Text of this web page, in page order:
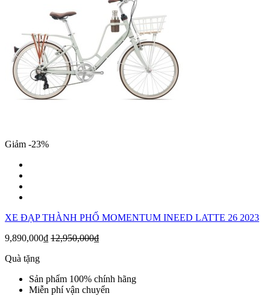
Giảm -23%
XE ĐẠP THÀNH PHỐ MOMENTUM INEED LATTE 26 2023
9,890,000₫ 12,950,000₫
Quà tặng
Sản phẩm 100% chính hãng
Miễn phí vận chuyển